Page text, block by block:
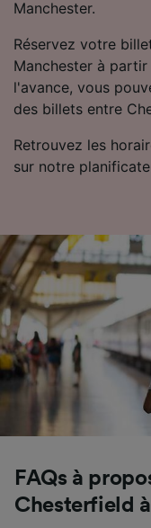
Manchester.
Réservez votre
Manchester à
l'avance, vous
des billets entre
Retrouvez les
sur notre
FAQs à
Chesterfield